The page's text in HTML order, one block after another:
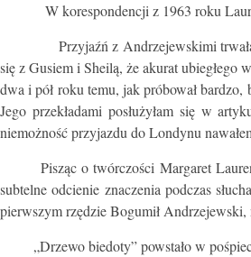
W korespondencji z 1963 roku
Przyjaźń z Andrzejewskimi trwała i
się z Gusiem i Sheilą, że akurat ubiegłego
dwa i pół roku temu, jak próbował
Jego przekładami posłużyłam się w
niemożność przyjazdu do Londynu
Pisząc o twórczości Margaret
subtelne odcienie znaczenia podczas
pierwszym rzędzie Bogumił
„Drzewo biedoty” powstało w